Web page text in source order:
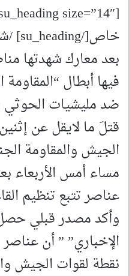
خاص[/su_heading] /شبوه
بعد معارك شهدتها
فيها أبطال
ضد مليشيات
قتلَ ما لايقل عن
الجيش والمقاومة
مساء أمس الأربعاء
عناصر تتبع تنظيم
وأكد مصدر قبلي
الإخباري” ” أن
نقطة لقوات الجيش